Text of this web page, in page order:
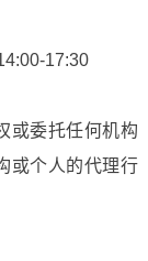
17:30
委托任何机构
或个人的代理行